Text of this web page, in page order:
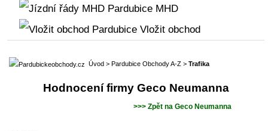
MHD
Vložit obchod
Úvod >Pardubice Obchody A-Z >Trafika
Hodnocení firmy Geco Neumanna
>>> Zpět na Geco Neumanna